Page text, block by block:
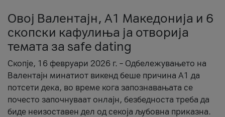
Овој Валентајн, A1 Македонија и 6
скопски кафулиња ја отворија
темата за safe dating
Скопје, 16 февруари 2026 г. – Одбележувањето на
Валентајн минатиот викенд беше причина А1 да
потсети дека, во време кога запознавањата се
почесто започнуваат онлајн, безбедноста треба да
биде неизоставен дел од секоја љубовна приказна.